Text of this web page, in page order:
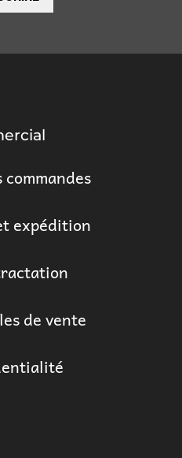
expédition
de vente